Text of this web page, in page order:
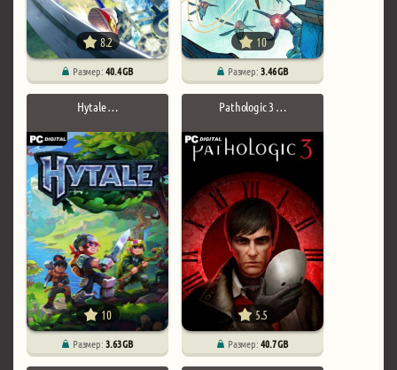
8.2
Размер:40.4 GB
10
Размер:3.46 GB
Hytale …
10
Размер:3.63 GB
Pathologic 3 …
5.5
Размер:40.7 GB